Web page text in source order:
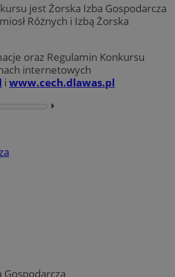
jest Żorska Izba Gospodarcza
Różnych i Izbą Żorska
oraz Regulamin Konkursu
internetowych
i www.cech.dlawas.pl
⏵︎
Gospodarcza